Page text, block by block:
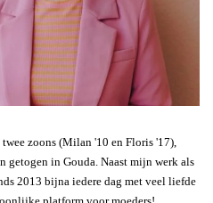
zoons (Milan '10 en Floris '17),
getogen in Gouda. Naast mijn werk als
2013 bijna iedere dag met veel liefde